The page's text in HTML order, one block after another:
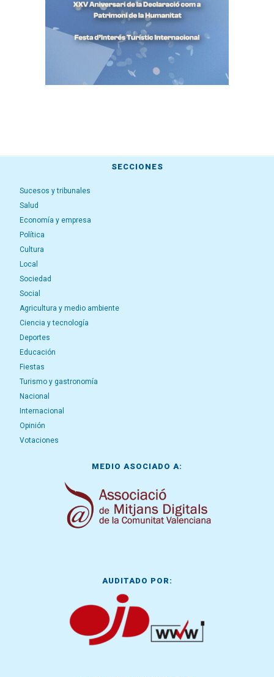
SECCIONES
Sucesos y tribunales
Salud
Economía y empresa
Política
Cultura
Local
Sociedad
Social
Agricultura y medio ambiente
Ciencia y tecnología
Deportes
Educación
Fiestas
Turismo y gastronomía
Nacional
Internacional
Opinión
Votaciones
MEDIO ASOCIADO A:
AUDITADO POR: